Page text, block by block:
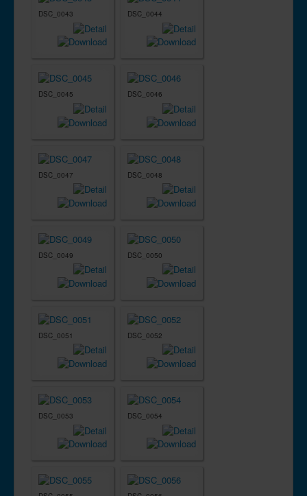
DSC_0043 DSC_0044
DSC_0045 DSC_0046
DSC_0047 DSC_0048
DSC_0049 DSC_0050
DSC_0051 DSC_0052
DSC_0053 DSC_0054